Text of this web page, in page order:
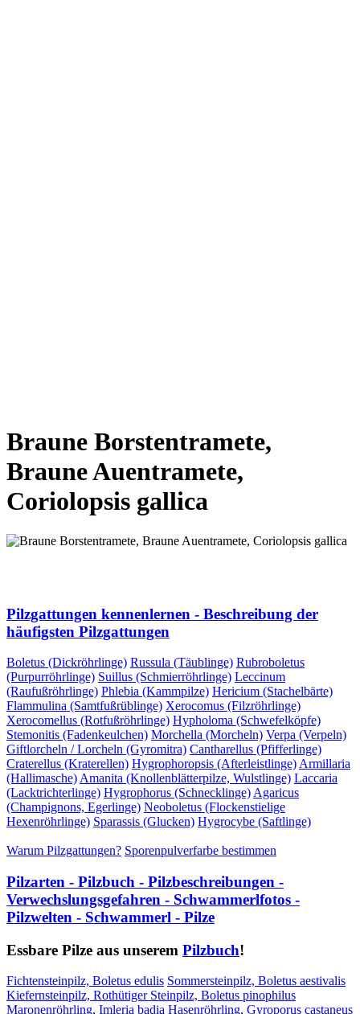
Braune Borstentramete,
Braune Auentramete,
Coriolopsis gallica
Pilzgattungen kennenlernen - Beschreibung der
häufigsten Pilzgattungen
Boletus (Dickröhrlinge) Russula (Täublinge) Rubroboletus
(Purpurröhrlinge) Suillus (Schmierröhrlinge) Leccinum
(Raufußröhrlinge) Phlebia (Kammpilze) Hericium (Stachelbärte)
Flammulina (Samtfußrüblinge) Xerocomus (Filzröhrlinge)
Xerocomellus (Rotfußröhrlinge) Hypholoma (Schwefelköpfe)
Stemonitis (Fadenkeulchen) Morchella (Morcheln) Verpa (Verpeln)
Giftlorcheln / Lorcheln (Gyromitra) Cantharellus (Pfifferlinge)
Craterellus (Kraterellen) Hygrophoropsis (Afterleistlinge) Armillaria
(Hallimasche) Amanita (Knollenblätterpilze, Wulstlinge) Laccaria
(Lacktrichterlinge) Hygrophorus (Schnecklinge) Agaricus
(Champignons, Egerlinge) Neoboletus (Flockenstielige
Hexenröhrlinge) Sparassis (Glucken) Hygrocybe (Saftlinge)
Warum Pilzgattungen? Sporenpulverfarbe bestimmen
Pilzarten - Pilzbuch - Pilzbeschreibungen -
Verwechslungsgefahren - Schwammerlfotos -
Pilzwelten - Schwammerl - Pilze
Essbare Pilze aus unserem Pilzbuch!
Fichtensteinpilz, Boletus edulis Sommersteinpilz, Boletus aestivalis
Kiefernsteinpilz, Rothütiger Steinpilz, Boletus pinophilus
Maronenröhrling, Imleria badia Hasenröhrling, Gyroporus castaneus